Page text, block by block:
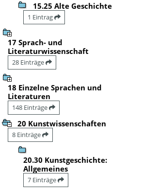
15.25 Alte Geschichte
1 Eintrag
17 Sprach- und
Literaturwissenschaft
28 Einträge
18 Einzelne Sprachen und
Literaturen
148 Einträge
20 Kunstwissenschaften
8 Einträge
20.30 Kunstgeschichte:
Allgemeines
7 Einträge